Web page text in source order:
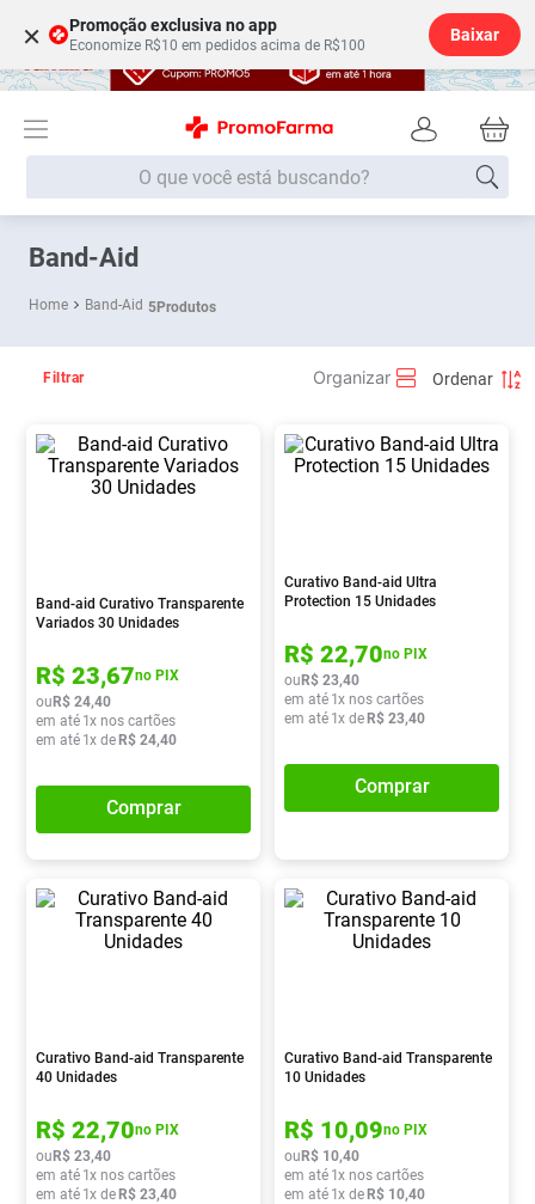
× Promoção exclusiva no app
Economize R$10 em pedidos acima de R$100
Baixar
O que você está buscando?
Band-Aid
Band-Aid 5Produtos
Filtrar
Band-aid Curativo Transparente
Variados 30 Unidades
R$ 23,67no PIX
ouR$ 24,40
em até 1x nos cartões
em até 1x deR$ 24,40
Comprar
Curativo Band-aid Ultra
Protection 15 Unidades
R$ 22,70no PIX
ouR$ 23,40
em até 1x nos cartões
em até 1x deR$ 23,40
Comprar
Curativo Band-aid Transparente
40 Unidades
R$ 22,70no PIX
ouR$ 23,40
em até 1x nos cartões
em até 1x deR$ 23,40
Curativo Band-aid Transparente
10 Unidades
R$ 10,09no PIX
ouR$ 10,40
em até 1x nos cartões
em até 1x deR$ 10,40
Termos mais buscados
1 º Fralda
3º
5º Fralda G
Shampoo
9º Lavitan